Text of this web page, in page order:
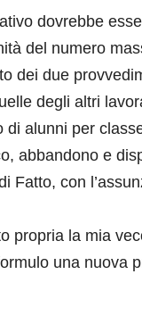
dovrebbe
del numero
dei due
degli altri
alunni per
abbandono e
Fatto, con
propria la mia
una nuova